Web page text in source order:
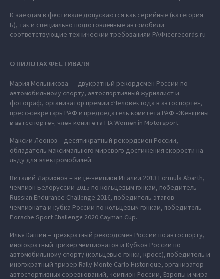
К заездам в фестивале допускаются как серийные (категория
Б), так и специально подготовленные автомобили,
соответствующие техническим требованиям РАФ.icerecords.ru
О ПИЛОТАХ ФЕСТИВАЛЯ
Мария Мельникова – двукратный рекордсмен России по
автомобильному спорту, автоспортивный журналист и
фотограф, организатор премии «Человек года в автоспорте»,
пресс-секретарь РАФ и председатель комитета РАФ «Женщины
в автоспорте», член комитета FIA Women in Motorsport.
Максим Леонов – десятикратный рекордсмен России,
обладатель максимального мирового достижения скорости на
льду для электромобилей.
Виталий Ларионов – вице-чемпион Италии 2013 Formula Abarth,
чемпион Белоруссии 2015 по кольцевым гонкам, победитель
Russian Endurance Challenge 2016, победитель этапов
чемпионата и кубка России по кольцевым гонкам, победитель
Porsche Sport Challenge 2020 Cayman Cup.
Илья Кашин – трехкратный рекордсмен России по автоспорту,
многократный призёр чемпионатов и Кубков России по
автомобильному спорту (кольцевые гонки, кросс), победитель и
многократный призер Rally Monte Carlo Historique, организатор
автоспортивных соревнований, чемпион России, Европы и мира